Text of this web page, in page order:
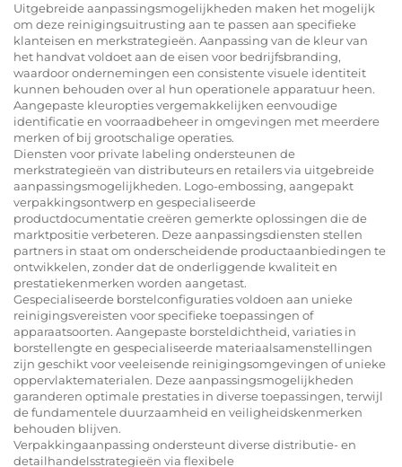
Uitgebreide aanpassingsmogelijkheden maken het mogelijk
om deze reinigingsuitrusting aan te passen aan specifieke
klanteisen en merkstrategieën. Aanpassing van de kleur van
het handvat voldoet aan de eisen voor bedrijfsbranding,
waardoor ondernemingen een consistente visuele identiteit
kunnen behouden over al hun operationele apparatuur heen.
Aangepaste kleuropties vergemakkelijken eenvoudige
identificatie en voorraadbeheer in omgevingen met meerdere
merken of bij grootschalige operaties.
Diensten voor private labeling ondersteunen de
merkstrategieën van distributeurs en retailers via uitgebreide
aanpassingsmogelijkheden. Logo-embossing, aangepakt
verpakkingsontwerp en gespecialiseerde
productdocumentatie creëren gemerkte oplossingen die de
marktpositie verbeteren. Deze aanpassingsdiensten stellen
partners in staat om onderscheidende productaanbiedingen te
ontwikkelen, zonder dat de onderliggende kwaliteit en
prestatiekenmerken worden aangetast.
Gespecialiseerde borstelconfiguraties voldoen aan unieke
reinigingsvereisten voor specifieke toepassingen of
apparaatsoorten. Aangepaste borsteldichtheid, variaties in
borstellengte en gespecialiseerde materiaalsamenstellingen
zijn geschikt voor veeleisende reinigingsomgevingen of unieke
oppervlaktematerialen. Deze aanpassingsmogelijkheden
garanderen optimale prestaties in diverse toepassingen, terwijl
de fundamentele duurzaamheid en veiligheidskenmerken
behouden blijven.
Verpakkingaanpassing ondersteunt diverse distributie- en
detailhandelsstrategieën via flexibele